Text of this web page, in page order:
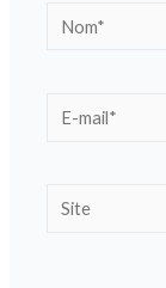
Nom*
E-
Site